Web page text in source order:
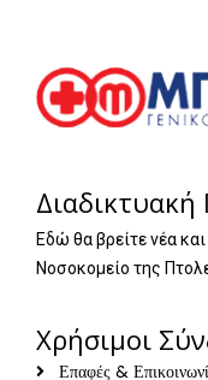
Εδώ θα βρείτε νέα
Νοσοκομείο της
Χρήσιμοι
Επαφές &